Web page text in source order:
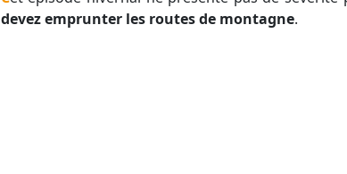
devez emprunter les routes de montagne.